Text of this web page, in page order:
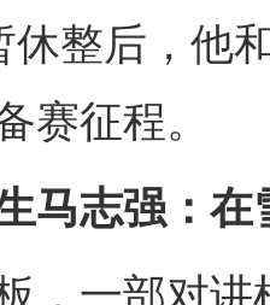
休整后，他
赛征程。
志强：在
一部对讲